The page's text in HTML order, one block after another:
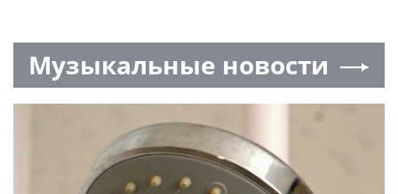
Музыкальные новости